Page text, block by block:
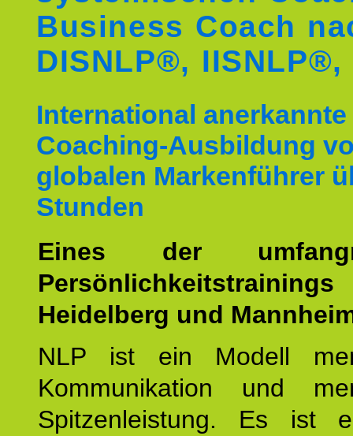
Business Coach
DISNLP®, IISNLP®,
International anerkannte
Coaching-Ausbildung
globalen Markenführer
Stunden
Eines der
Heidelberg und
NLP ist ein Modell
Kommunikation und
Spitzenleistung. Es ist